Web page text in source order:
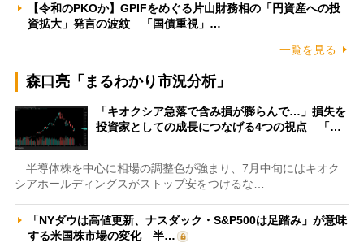
【令和のPKOか】GPIFをめぐる片山財務相の「円資産への投
資拡大」発言の波紋 「国債重視」…
一覧を見る
森口亮「まるわかり市況分析」
「キオクシア急落で含み損が膨らんで…」損失を
投資家としての成長につなげる4つの視点 「…
半導体株を中心に相場の調整色が強まり、7月中旬にはキオク
シアホールディングスがストップ安をつけるな…
「NYダウは高値更新、ナスダック・S&P500は足踏み」が意味
する米国株市場の変化 半…